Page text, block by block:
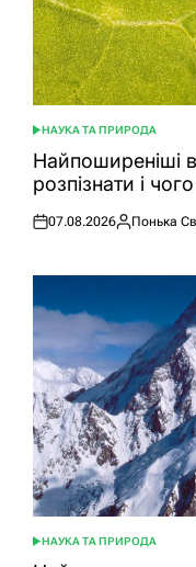
ОПУБЛІКУВАТИ
У
НАУКА ТА ПРИРОДА
Найпоширеніші
розпізнати і
Оприлюднено
07.08.2026 Понька
ОПУБЛІКУВАТИ
У
НАУКА ТА ПРИРОДА